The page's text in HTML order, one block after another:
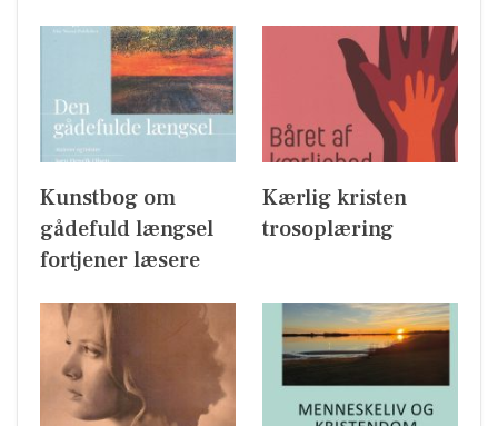
Kunstbog om
gådefuld længsel
fortjener læsere
Kærlig kristen
trosoplæring